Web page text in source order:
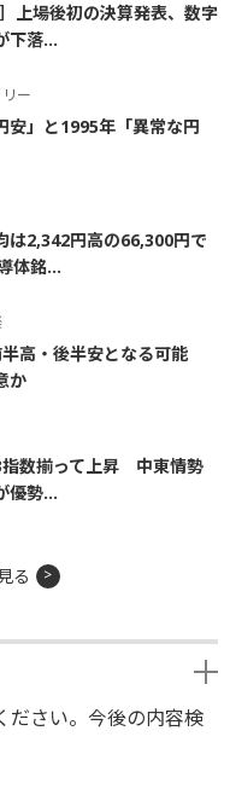
上場後初の決算発表、数字
下落...
ー
安」と1995年「異常な円
は2,342円高の66,300円で
体銘...
半高・後半安となる可能
か
指数揃って上昇 中東情勢
優勢...
る
ださい。今後の内容検